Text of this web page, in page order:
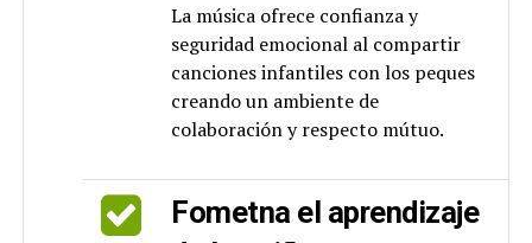
La música ofrece confianza y
seguridad emocional al compartir
canciones infantiles con los peques
creando un ambiente de
colaboración y respecto mútuo.
Fometna el aprendizaje